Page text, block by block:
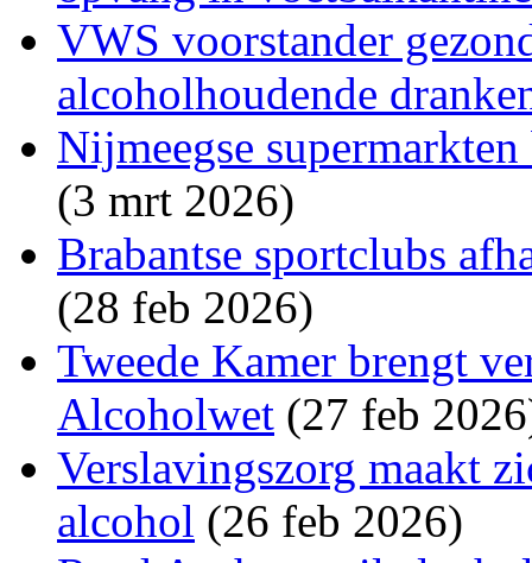
VWS voorstander
alcoholhoudende
Nijmeegse
(3 mrt 2026)
Brabantse sportclubs
(28 feb 2026)
Tweede Kamer brengt
Alcoholwet (27 feb
Verslavingszorg maakt
alcohol (26 feb 2026)